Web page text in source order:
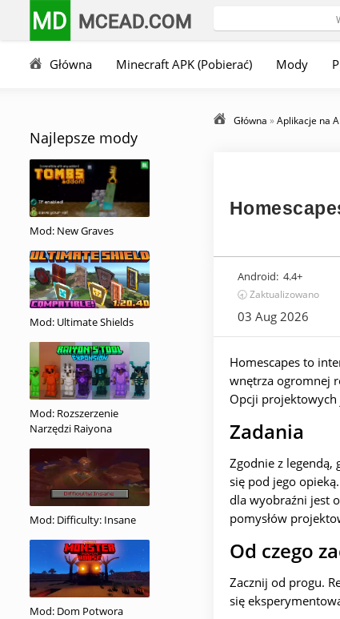
MD MCEAD.COM
Główna Minecraft APK (Pobierać) Mody
Najlepsze mody
Mod: New Graves
Mod: Ultimate Shields
Mod: Rozszerzenie
Narzędzi Raiyona
Mod: Difficulty: Insane
Mod: Dom Potwora
Główna »Aplikacje na
Android: 4.4+
🕣 Zaktualizowano
03 Aug 2026
Homescapes to
wnętrza ogromnej
Opcji projektowych
Zadania
Zgodnie z legendą,
się pod jego
dla wyobraźni jest
pomysłów
Od czego
Zacznij od progu.
się